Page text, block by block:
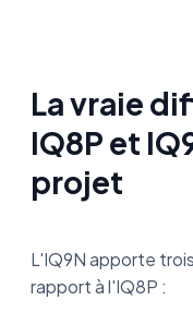
La vraie
IQ8P et
projet
L'IQ9N apporte
rapport à l'IQ8P :